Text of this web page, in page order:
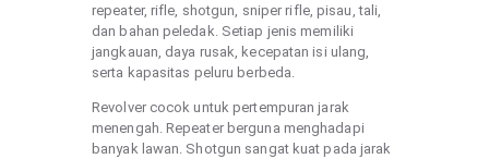
repeater, rifle, shotgun, sniper rifle, pisau, tali,
dan bahan peledak. Setiap jenis memiliki
jangkauan, daya rusak, kecepatan isi ulang,
serta kapasitas peluru berbeda.
Revolver cocok untuk pertempuran jarak
menengah. Repeater berguna menghadapi
banyak lawan. Shotgun sangat kuat pada jarak